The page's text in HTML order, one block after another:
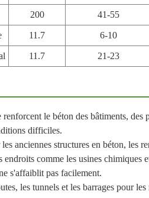
200 41-55
11.7 6-10
11.7 21-23
le béton des bâtiments, des
difficiles.
anciennes structures en béton, les
comme les usines chimiques
s'affaiblit pas facilement.
les tunnels et les barrages pour les